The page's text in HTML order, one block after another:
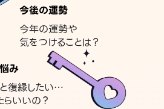
今後の運勢
今年の運勢や
気をつけることは？
み
復縁したい…
らいいの？